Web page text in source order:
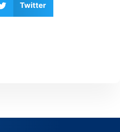
Twitter